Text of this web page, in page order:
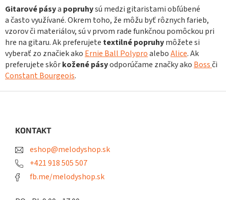
a
c
i
e
p
r
v
v
a
n
i
e
Gitarové pásya popruhysú medzi gitaristami obľúbené
a často využívané. Okrem toho, že môžu byť rôznych farieb,
vzorov či materiálov, sú v prvom rade funkčnou pomôckou pri
hre na gitaru. Ak preferujete textilnépopruhymôžete si
vyberať zo značiek ako Ernie Ball PolyproaleboAlice. Ak
preferujete skôrkoženépásyodporúčame značky ako Bossči
Constant Bourgeois.
KONTAKT
eshop@melodyshop.sk
+421 918 505 507
fb.me/melodyshop.sk